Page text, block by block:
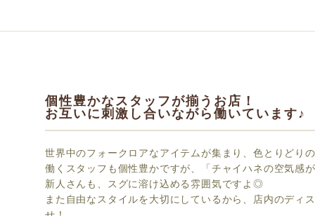
個性豊かなスタッフが揃うお店！
お互いに刺激し合いながら働いています♪
世界中のフォークロアなアイテムが集まり、色とりどり
働くスタッフも個性豊かですが、「チャイハネの空気感
新人さんも、スグに溶け込める雰囲気ですよ◎
また自由なスタイルを大切にしているから、店内のディ